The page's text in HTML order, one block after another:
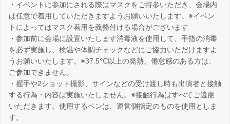
・イベントに参加にされる際はマスクをご持参いただき、会場内
は任意で着用していただきますようお願いいたします。※イベン
トによってはマスク着用を義務付ける場合がございます
・参加前に会場に設置いたします消毒液を使用して、手指の消毒
を必ず実施し、検温や体調チェックなどにご協力いただけますよ
うお願いいたします。※37.5℃以上の発熱、倦怠感のある方は、
ご参加できません。
・握手や2ショット撮影、サインなどの受け渡し時も出演者と接触
する行為・内容は実施いたしません。※接触行為はすべてご遠慮
いただきます。使用するペンは、運営側指定のものを使用としま
す。